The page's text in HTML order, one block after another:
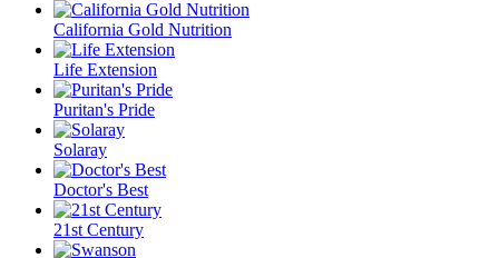
California Gold Nutrition
Life Extension
Puritan's Pride
Solaray
Doctor's Best
21st Century